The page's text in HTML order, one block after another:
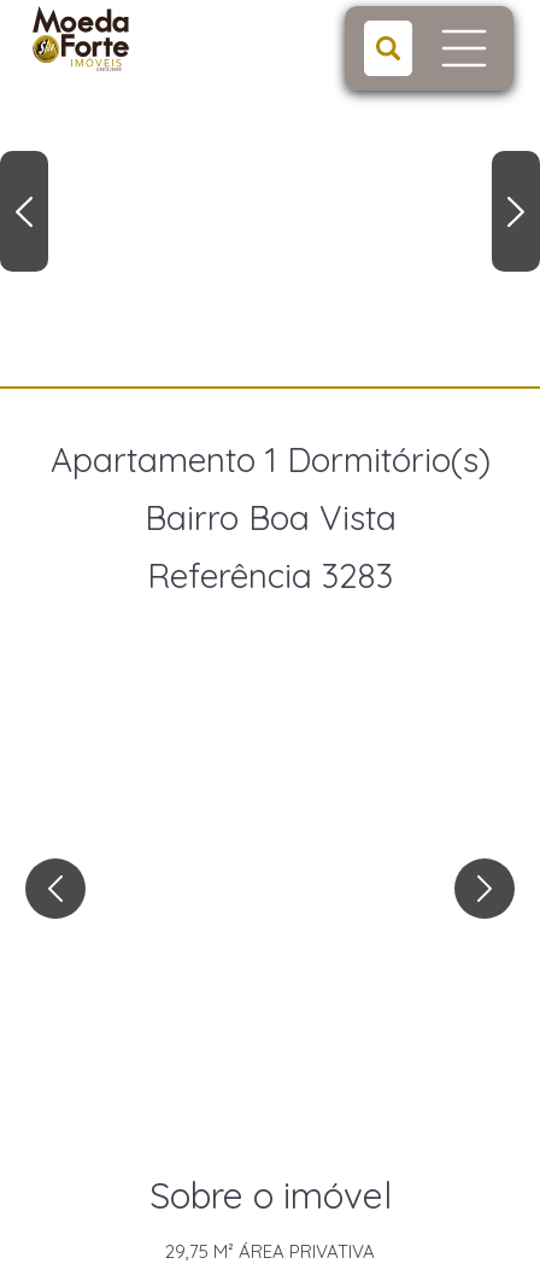
Apartamento 1 Dormitório(s)
Bairro Boa Vista
Referência 3283
Sobre o imóvel
29,75 M² ÁREA PRIVATIVA